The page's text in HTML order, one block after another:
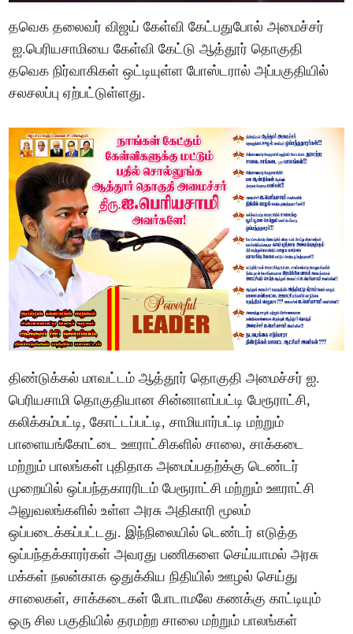
தவெக தலைவர் விஜய் கேள்வி கேட்பதுபோல் அமைச்சர்
ஐ.பெரியசாமியை கேள்வி கேட்டு ஆத்தூர் தொகுதி
தவெக நிர்வாகிகள் ஒட்டியுள்ள போஸ்டரால் அப்பகுதியில்
சலசலப்பு ஏற்பட்டுள்ளது.
திண்டுக்கல் மாவட்டம் ஆத்தூர் தொகுதி அமைச்சர் ஐ.
பெரியசாமி தொகுதியான சின்னாளப்பட்டி பேரூராட்சி,
கலிக்கம்பட்டி, கோட்டப்பட்டி, சாமியார்பட்டி மற்றும்
பாளையங்கோட்டை ஊராட்சிகளில் சாலை, சாக்கடை
மற்றும் பாலங்கள் புதிதாக அமைப்பதற்க்கு டெண்டர்
முறையில் ஒப்பந்தகாரரிடம் பேரூராட்சி மற்றும் ஊராட்சி
அலுவலங்களில் உள்ள அரசு அதிகாரி மூலம்
ஒப்படைக்கப்பட்டது. இந்நிலையில் டெண்டர் எடுத்த
ஒப்பந்தக்காரர்கள் அவரது பணிகளை செய்யாமல் அரசு
மக்கள் நலன்காக ஒதுக்கிய நிதியில் ஊழல் செய்து
சாலைகள், சாக்கடைகள் போடாமலே கணக்கு காட்டியும்
ஒரு சில பகுதியில் தரமற்ற சாலை மற்றும் பாலங்கள்